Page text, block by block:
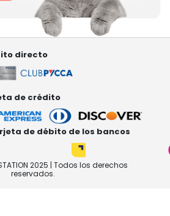
directo
de crédito
de débito de los bancos
2025 | Todos los derechos
reservados.